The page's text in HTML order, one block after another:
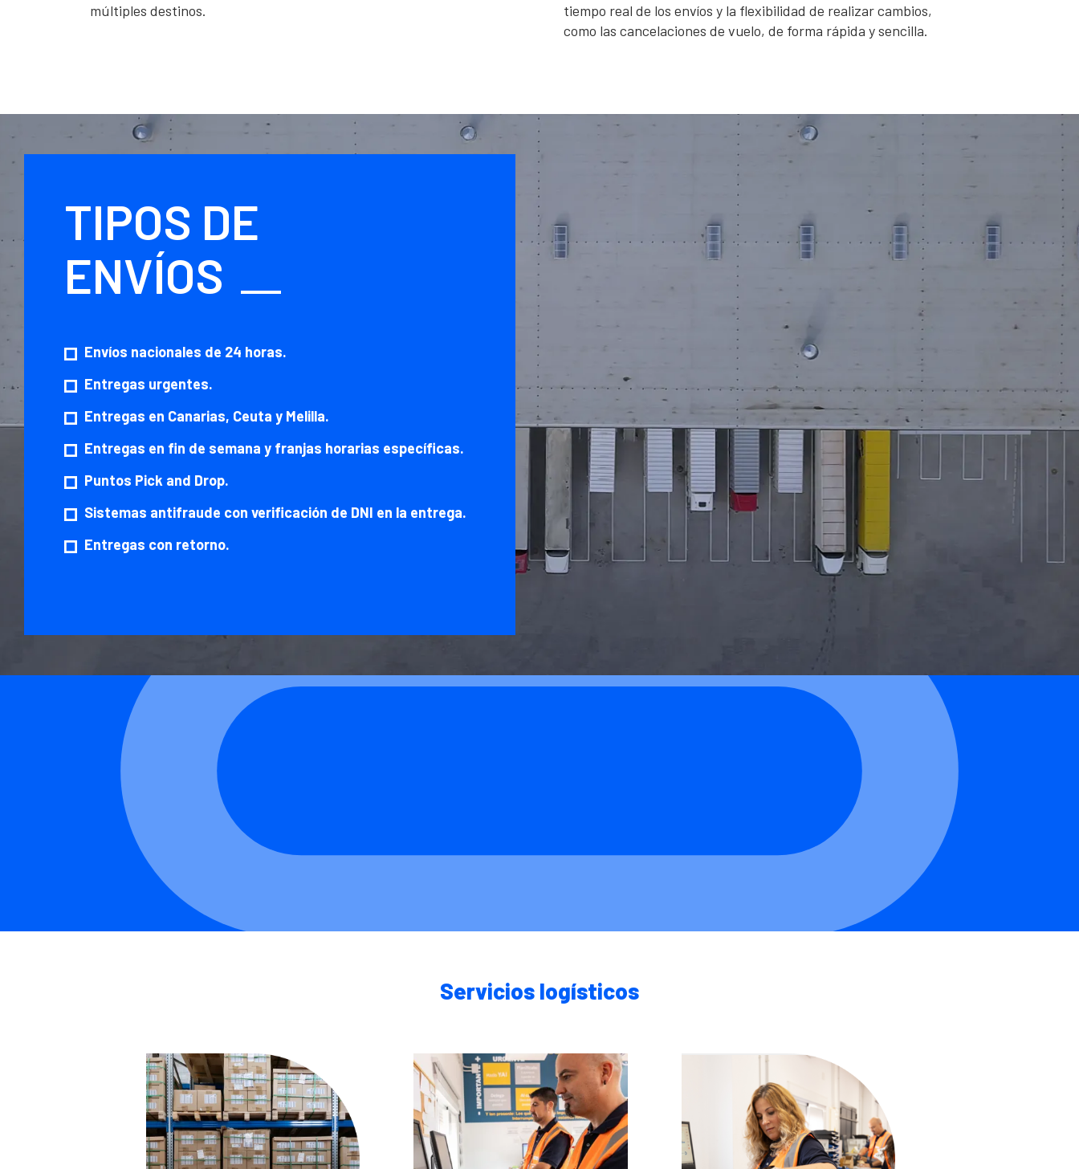
múltiples destinos.
tiempo real de los envíos y la flexibilidad de realizar cambios,
como las cancelaciones de vuelo, de forma rápida y sencilla.
TIPOS DE
ENVÍOS
Envíos nacionales de 24 horas.
Entregas urgentes.
Entregas en Canarias, Ceuta y Melilla.
Entregas en fin de semana y franjas horarias específicas.
Puntos Pick and Drop.
Sistemas antifraude con verificación de DNI en la entrega.
Entregas con retorno.
Servicios logísticos